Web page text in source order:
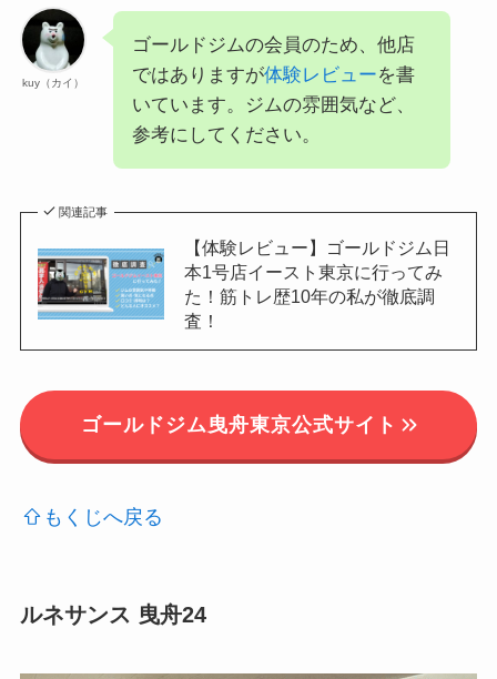
kuy（カイ）
ゴールドジムの会員のため、他店
ではありますが体験レビューを書
いています。ジムの雰囲気など、
参考にしてください。
関連記事
【体験レビュー】ゴールドジム日
本1号店イースト東京に行ってみ
た！筋トレ歴10年の私が徹底調
査！
ゴールドジム曳舟東京公式サイト
もくじへ戻る
ルネサンス 曳舟24